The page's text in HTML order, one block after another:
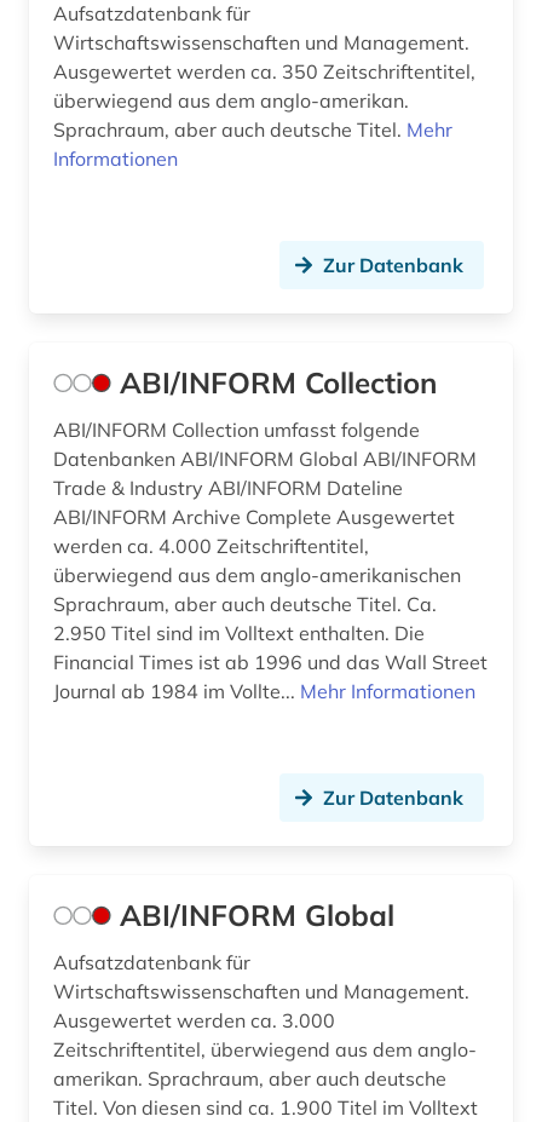
betriebsdaten (7)
betriebsführung (6)
betriebsorganisation (1)
betriebsverfassungsgesetz (1)
betriebswirtschaft (19)
betriebswirtschaftliche steuerlehre (1)
betriebswirtschaftslehre (26)
betrug (1)
bevölkerung (3)
bevölkerungsentwicklung (1)
bibliografie (20)
bibliotheksbestand (1)
bibliothekskatalog plus (1)
Aufsatzdatenbank für
Wirtschaftswissenschaften und Management.
Ausgewertet werden ca. 350 Zeitschriftentitel,
überwiegend aus dem anglo-amerikan.
Sprachraum, aber auch deutsche Titel. Mehr
Informationen
Zur Datenbank
ABI/INFORM Collection
ABI/INFORM Collection umfasst folgende
Datenbanken ABI/INFORM Global ABI/INFORM
Trade & Industry ABI/INFORM Dateline
ABI/INFORM Archive Complete Ausgewertet
werden ca. 4.000 Zeitschriftentitel,
überwiegend aus dem anglo-amerikanischen
Sprachraum, aber auch deutsche Titel. Ca.
2.950 Titel sind im Volltext enthalten. Die
Financial Times ist ab 1996 und das Wall Street
Journal ab 1984 im Vollte... Mehr Informationen
Zur Datenbank
ABI/INFORM Global
Aufsatzdatenbank für
Wirtschaftswissenschaften und Management.
Ausgewertet werden ca. 3.000
Zeitschriftentitel, überwiegend aus dem anglo-
amerikan. Sprachraum, aber auch deutsche
Titel. Von diesen sind ca. 1.900 Titel im Volltext